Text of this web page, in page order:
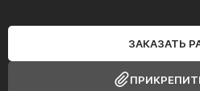
ЗАКАЗАТЬ